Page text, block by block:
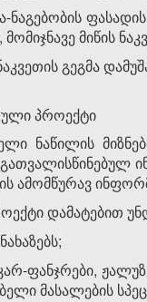
ნაგებობის
მიწის
ნაკვეთის გეგმა
პროექტი
ნაწილის
ამომწურავ
დამატებით
ფანჯრები,
მასალების